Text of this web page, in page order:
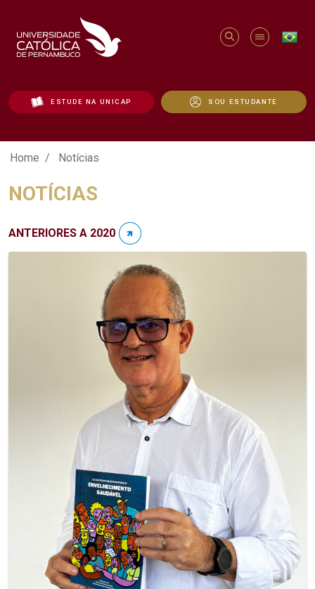
ESTUDE NA UNICAP SOU ESTUDANTE
Notícias - Unicap
Home Notícias
NOTÍCIAS
ANTERIORES A 2020